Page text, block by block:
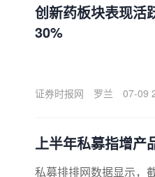
创新药板块表现活
30%
证券时报网 罗兰 07-09
上半年私募指增产
私募排排网数据显示，